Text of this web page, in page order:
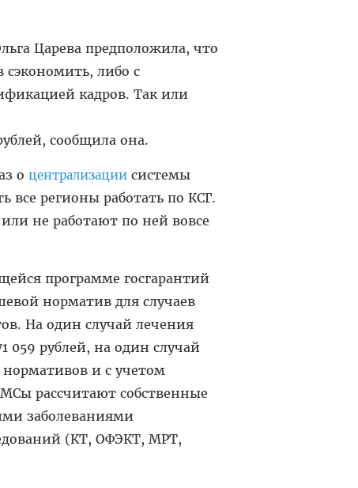
Царева предположила, что
сэкономить, либо с
кадров. Так или
сообщила она.
о централизации системы
все регионы работать по КСГ.
не работают по ней вовсе
программе госгарантий
норматив для случаев
На один случай лечения
059 рублей, на один случай
и с учетом
рассчитают собственные
заболеваниями
(КТ, ОФЭКТ, МРТ,